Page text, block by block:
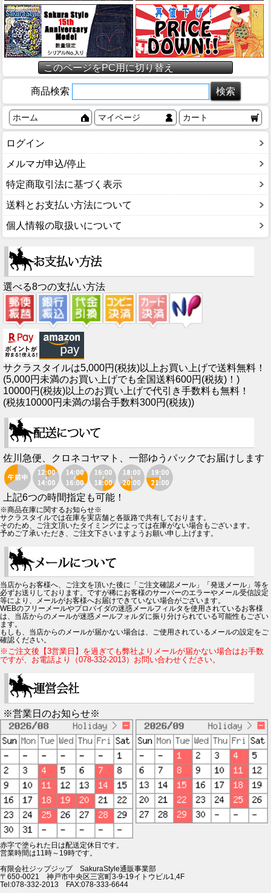
このページをPC用に切り替え
商品検索
ホーム マイページ カート
ログイン
メルマガ申込/停止
特定商取引法に基づく表示
送料とお支払い方法について
個人情報の取扱いについて
選べる8つの支払い方法
サクラスタイルは5,000円(税抜)以上お買い上げで送料無料！
(5,000円未満のお買い上げでも全国送料600円(税抜)！)
10000円(税抜)以上のお買い上げで代引き手数料も無料！
(税抜10000円未満の場合手数料300円(税抜))
佐川急便、クロネコヤマト、一部ゆうパックでお届けします
上記6つの時間指定も可能！
※商品在庫に関するお知らせ※
サクラスタイルでは在庫を実店舗と各販路で共有しております。
そのため、ご注文頂いたタイミングによっては在庫がない場合もございます。
予めご了承いただき、ご注文下さいますようお願い申し上げます。
当店からお客様へ、ご注文を頂いた後に「ご注文確認メール」「発送メール」等を
必ずお送りしております。ですが稀にお客様のサーバーのエラーやメール受信設定
等により、メールがお客様へお届けできていない場合がございます。
WEBのフリーメールやプロバイダの迷惑メールフィルタを使用されているお客様
は、当店からのメールが迷惑メールフォルダに振り分けられている可能性もござい
ます。
もしも、当店からのメールが届かない場合は、ご使用されているメールの設定をご
確認ください。
※ご注文後【3営業日】を過ぎても弊社よりメールが届かない場合はお手数
ですが、お電話より（078-332-2013）お問い合わせください。
※営業日のお知らせ※
赤字で塗られた日は配送定休日です。
営業時間は11時～19時です。
有限会社ジップジップ SakuraStyle通販事業部
〒650-0021 神戸市中央区三宮町3-9-19イトウビル1,4F
Tel:078-332-2013 FAX:078-333-6644